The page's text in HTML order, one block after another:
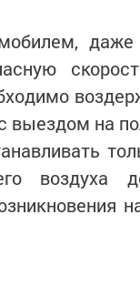
выездом на
воздуха